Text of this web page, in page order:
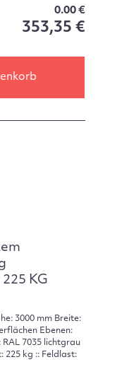
0.00 €
353,35 €
KG
3000 mm Breite:
Ebenen:
7035 lichtgrau
225 kg :: Feldlast: